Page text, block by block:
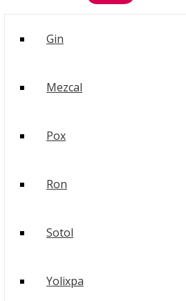
Gin
Mezcal
Pox
Ron
Sotol
Yolixpa